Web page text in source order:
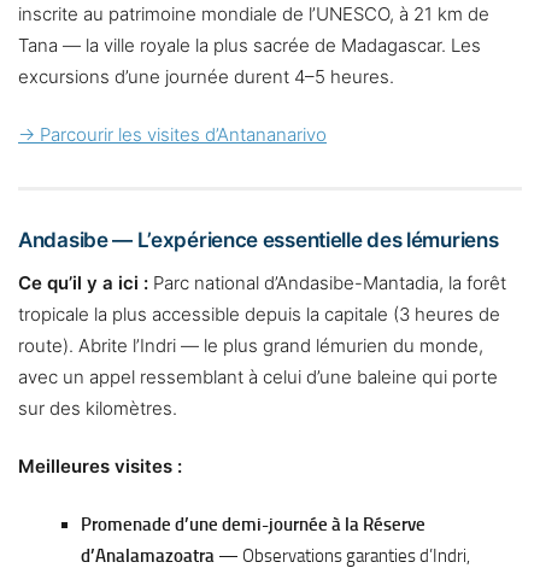
inscrite au patrimoine mondiale de l’UNESCO, à 21 km de
Tana — la ville royale la plus sacrée de Madagascar. Les
excursions d’une journée durent 4–5 heures.
→ Parcourir les visites d’Antananarivo
Andasibe — L’expérience essentielle des lémuriens
Ce qu’il y a ici : Parc national d’Andasibe-Mantadia, la forêt
tropicale la plus accessible depuis la capitale (3 heures de
route). Abrite l’Indri — le plus grand lémurien du monde,
avec un appel ressemblant à celui d’une baleine qui porte
sur des kilomètres.
Meilleures visites :
Promenade d’une demi-journée à la Réserve
d’Analamazoatra — Observations garanties d’Indri,